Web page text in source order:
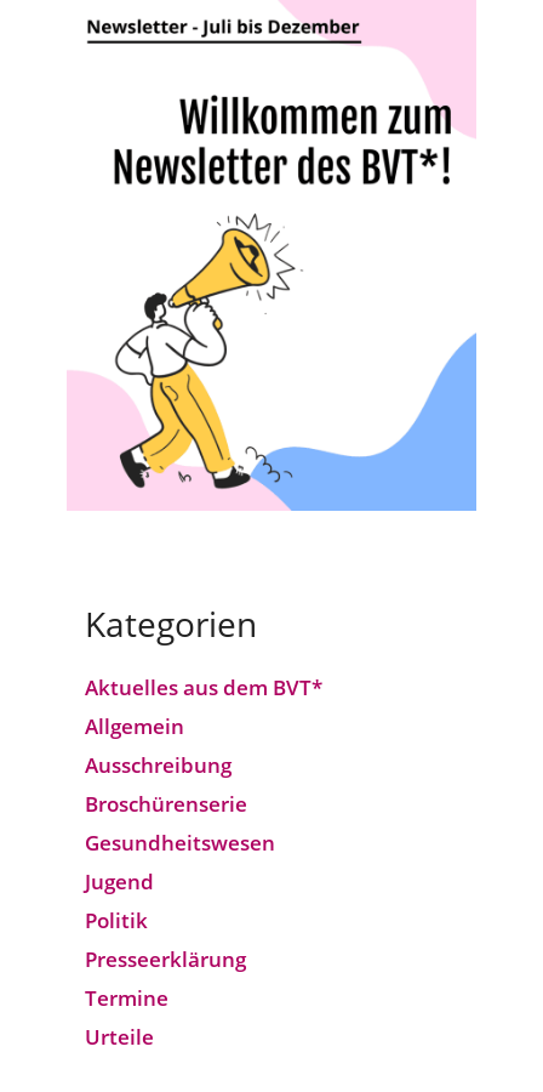
Kategorien
Aktuelles aus dem BVT*
Allgemein
Ausschreibung
Broschürenserie
Gesund­heits­wesen
Jugend
Politik
Presseerklärung
Termine
Urteile